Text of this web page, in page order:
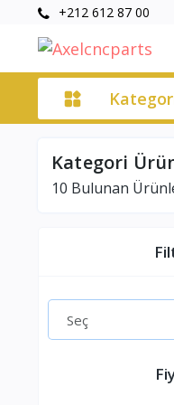
+212 612 87 00
Kategori
10 Bulunan